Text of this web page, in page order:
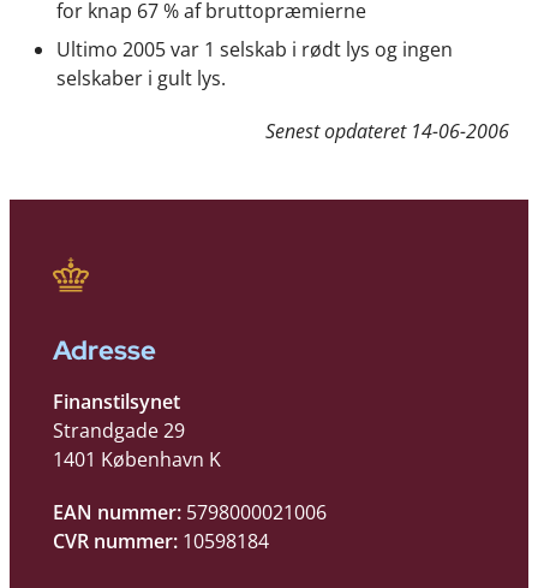
for knap 67 % af bruttopræmierne
Ultimo 2005 var 1 selskab i rødt lys og ingen
selskaber i gult lys.
Senest opdateret 14-06-2006
Adresse
Finanstilsynet
Strandgade 29
1401 København K
EAN nummer: 5798000021006
CVR nummer: 10598184